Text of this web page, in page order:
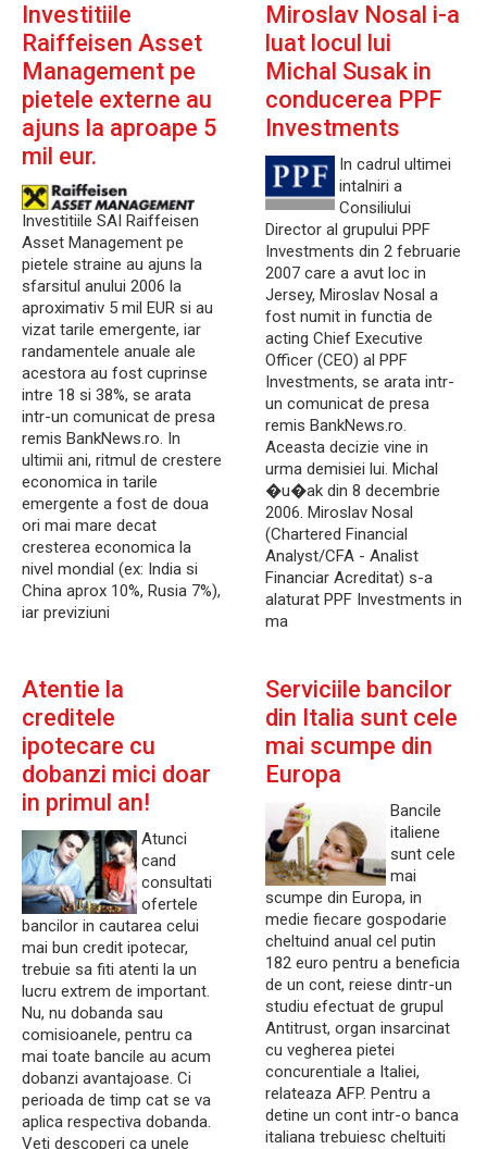
Investitiile
Raiffeisen Asset
Management pe
pietele externe au
ajuns la aproape 5
mil eur.
Investitiile SAI Raiffeisen
Asset Management pe
pietele straine au ajuns la
sfarsitul anului 2006 la
aproximativ 5 mil EUR si au
vizat tarile emergente, iar
randamentele anuale ale
acestora au fost cuprinse
intre 18 si 38%, se arata
intr-un comunicat de presa
remis BankNews.ro. In
ultimii ani, ritmul de crestere
economica in tarile
emergente a fost de doua
ori mai mare decat
cresterea economica la
nivel mondial (ex: India si
China aprox 10%, Rusia 7%),
iar previziuni
Miroslav Nosal i-a
luat locul lui
Michal Susak in
conducerea PPF
Investments
In cadrul ultimei
intalniri a
Consiliului
Director al grupului PPF
Investments din 2 februarie
2007 care a avut loc in
Jersey, Miroslav Nosal a
fost numit in functia de
acting Chief Executive
Officer (CEO) al PPF
Investments, se arata intr-
un comunicat de presa
remis BankNews.ro.
Aceasta decizie vine in
urma demisiei lui. Michal
�u�ak din 8 decembrie
2006. Miroslav Nosal
(Chartered Financial
Analyst/CFA - Analist
Financiar Acreditat) s-a
alaturat PPF Investments in
ma
Atentie la
creditele
ipotecare cu
dobanzi mici doar
in primul an!
Atunci
cand
consultati
ofertele
bancilor in cautarea celui
mai bun credit ipotecar,
trebuie sa fiti atenti la un
lucru extrem de important.
Nu, nu dobanda sau
comisioanele, pentru ca
mai toate bancile au acum
dobanzi avantajoase. Ci
perioada de timp cat se va
aplica respectiva dobanda.
Veti descoperi ca unele
Serviciile bancilor
din Italia sunt cele
mai scumpe din
Europa
Bancile
italiene
sunt cele
mai
scumpe din Europa, in
medie fiecare gospodarie
cheltuind anual cel putin
182 euro pentru a beneficia
de un cont, reiese dintr-un
studiu efectuat de grupul
Antitrust, organ insarcinat
cu vegherea pietei
concurentiale a Italiei,
relateaza AFP. Pentru a
detine un cont intr-o banca
italiana trebuiesc cheltuiti